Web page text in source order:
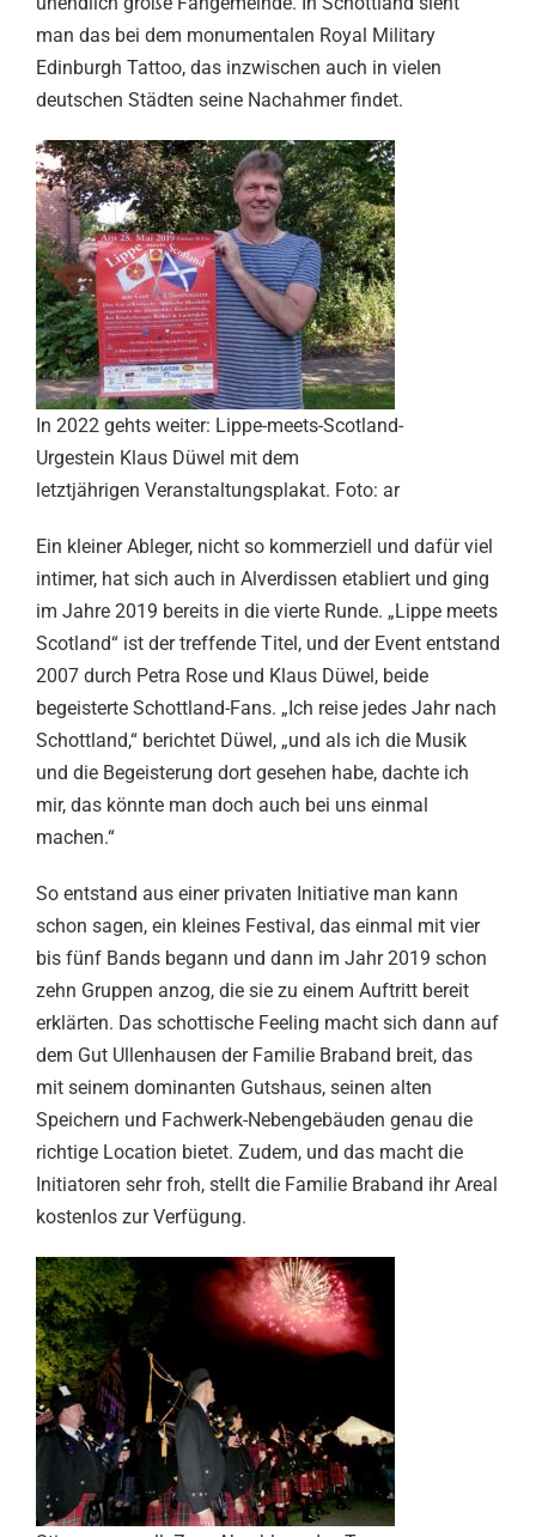
man das bei dem monumentalen Royal Military
Edinburgh Tattoo, das inzwischen auch in vielen
deutschen Städten seine Nachahmer findet.
In 2022 gehts weiter: Lippe-meets-Scotland-
Urgestein Klaus Düwel mit dem
letztjährigen Veranstaltungsplakat. Foto: ar
Ein kleiner Ableger, nicht so kommerziell und dafür viel
intimer, hat sich auch in Alverdissen etabliert und ging
im Jahre 2019 bereits in die vierte Runde. „Lippe meets
Scotland“ ist der treffende Titel, und der Event entstand
2007 durch Petra Rose und Klaus Düwel, beide
begeisterte Schottland-Fans. „Ich reise jedes Jahr nach
Schottland,“ berichtet Düwel, „und als ich die Musik
und die Begeisterung dort gesehen habe, dachte ich
mir, das könnte man doch auch bei uns einmal
machen.“
So entstand aus einer privaten Initiative man kann
schon sagen, ein kleines Festival, das einmal mit vier
bis fünf Bands begann und dann im Jahr 2019 schon
zehn Gruppen anzog, die sie zu einem Auftritt bereit
erklärten. Das schottische Feeling macht sich dann auf
dem Gut Ullenhausen der Familie Braband breit, das
mit seinem dominanten Gutshaus, seinen alten
Speichern und Fachwerk-Nebengebäuden genau die
richtige Location bietet. Zudem, und das macht die
Initiatoren sehr froh, stellt die Familie Braband ihr Areal
kostenlos zur Verfügung.